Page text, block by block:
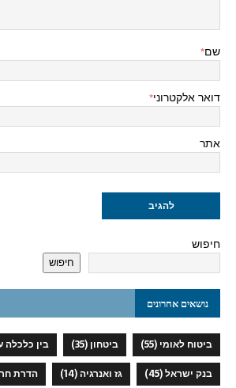
שם*
דואר אלקטרוני*
אתר
חיפוש
חיפוש
נושאים אחרונים
ביטוח לאומי (55) ביטחון (35) בין
בנק ישראל(45) גז ואנרגיה(14) הדרת